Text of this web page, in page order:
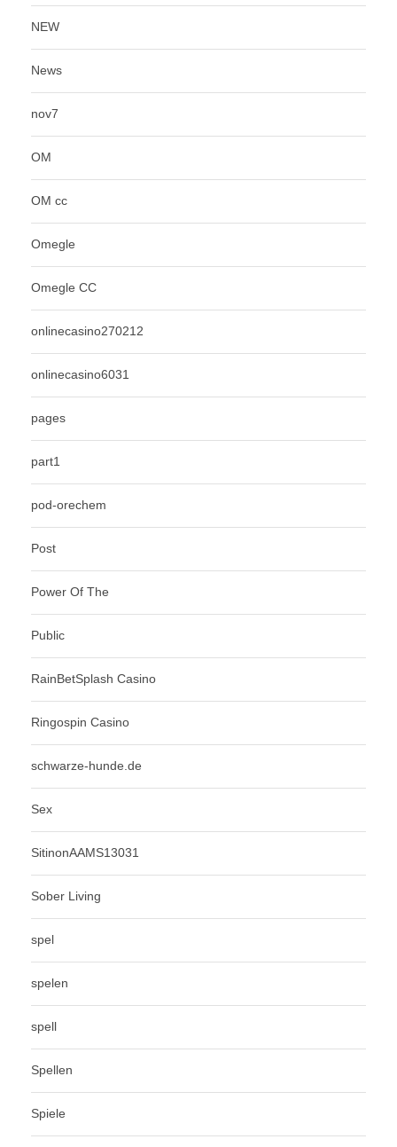
NEW
News
nov7
OM
OM cc
Omegle
Omegle CC
onlinecasino270212
onlinecasino6031
pages
part1
pod-orechem
Post
Power Of The
Public
RainBetSplash Casino
Ringospin Casino
schwarze-hunde.de
Sex
SitinonAAMS13031
Sober Living
spel
spelen
spell
Spellen
Spiele